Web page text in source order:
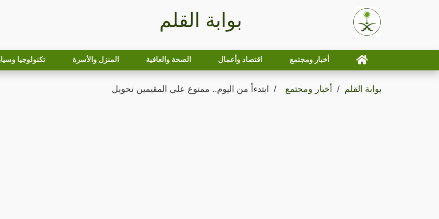
بوابة القلم
أخبار ومجتمع اقتصاد وأعمال الصحة والعافية المنزل والأسرة تكنولوجيا
بوابة القلم أخبار ومجتمع ابتدءاً من اليوم.. ممنوع على المقيمين تحويل